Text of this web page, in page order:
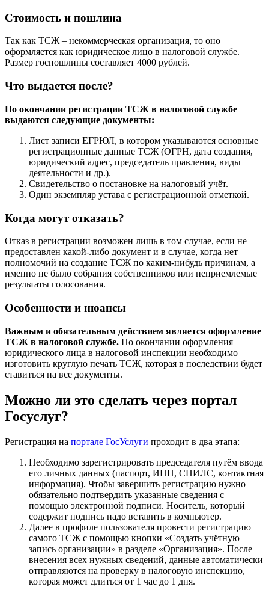
Стоимость и пошлина
Так как ТСЖ – некоммерческая организация, то оно
оформляется как юридическое лицо в налоговой службе.
Размер госпошлины составляет 4000 рублей.
Что выдается после?
По окончании регистрации ТСЖ в налоговой службе
выдаются следующие документы:
Лист записи ЕГРЮЛ, в котором указываются основные
регистрационные данные ТСЖ (ОГРН, дата создания,
юридический адрес, председатель правления, виды
деятельности и др.).
Свидетельство о постановке на налоговый учёт.
Один экземпляр устава с регистрационной отметкой.
Когда могут отказать?
Отказ в регистрации возможен лишь в том случае, если не
предоставлен какой-либо документ и в случае, когда нет
полномочий на создание ТСЖ по каким-нибудь причинам, а
именно не было собрания собственников или неприемлемые
результаты голосования.
Особенности и нюансы
Важным и обязательным действием является оформление
ТСЖ в налоговой службе. По окончании оформления
юридического лица в налоговой инспекции необходимо
изготовить круглую печать ТСЖ, которая в последствии будет
ставиться на все документы.
Можно ли это сделать через портал
Госуслуг?
Регистрация на портале ГосУслуги проходит в два этапа:
Необходимо зарегистрировать председателя путём ввода
его личных данных (паспорт, ИНН, СНИЛС, контактная
информация). Чтобы завершить регистрацию нужно
обязательно подтвердить указанные сведения с
помощью электронной подписи. Носитель, который
содержит подпись надо вставить в компьютер.
Далее в профиле пользователя провести регистрацию
самого ТСЖ с помощью кнопки «Создать учётную
запись организации» в разделе «Организация». После
внесения всех нужных сведений, данные автоматически
отправляются на проверку в налоговую инспекцию,
которая может длиться от 1 час до 1 дня.